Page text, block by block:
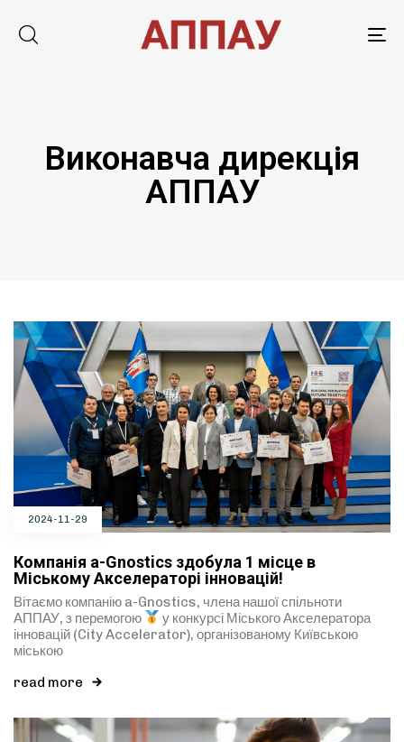
Виконавча дирекція
АППАУ
2024-11-29
Компанія a-Gnostics здобула 1 місце в
Міському Акселераторі інновацій!
Вітаємо компанію a-Gnostics, члена нашої спільноти
АППАУ, з перемогою
у конкурсі Міського Акселератора
інновацій (City Accelerator), організованому Київською
міською
read more